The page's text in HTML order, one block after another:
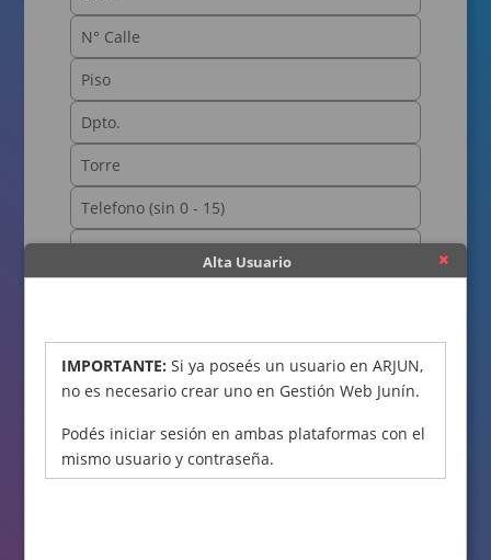
Alta Usuario
IMPORTANTE:Si ya poseés un usuario en ARJUN,
no es necesario crear uno en Gestión Web Junín.
Podés iniciar sesión en ambas plataformas con el
mismo usuario y contraseña.